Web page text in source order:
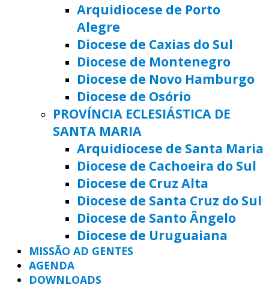
Arquidiocese de Porto
Alegre
Diocese de Caxias do Sul
Diocese de Montenegro
Diocese de Novo Hamburgo
Diocese de Osório
PROVÍNCIA ECLESIÁSTICA DE
SANTA MARIA
Arquidiocese de Santa Maria
Diocese de Cachoeira do Sul
Diocese de Cruz Alta
Diocese de Santa Cruz do Sul
Diocese de Santo Ângelo
Diocese de Uruguaiana
MISSÃO AD GENTES
AGENDA
DOWNLOADS